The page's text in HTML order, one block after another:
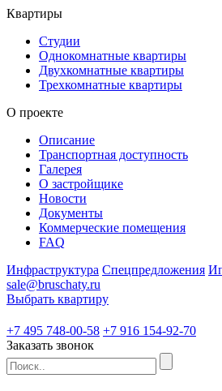
Квартиры
Студии
Однокомнатные квартиры
Двухкомнатные квартиры
Трехкомнатные квартиры
О проекте
Описание
Транспортная доступность
Галерея
О застройщике
Новости
Документы
Коммерческие помещения
FAQ
Инфраструктура Спецпредложения
sale@bruschaty.ru
Выбрать квартиру
+7 495 748-00-58 +7 916 154-92-70
Заказать звонок